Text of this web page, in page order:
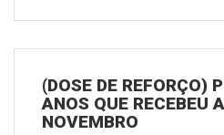
(DOSE DE REFORÇO)
ANOS QUE RECEBEU
NOVEMBRO